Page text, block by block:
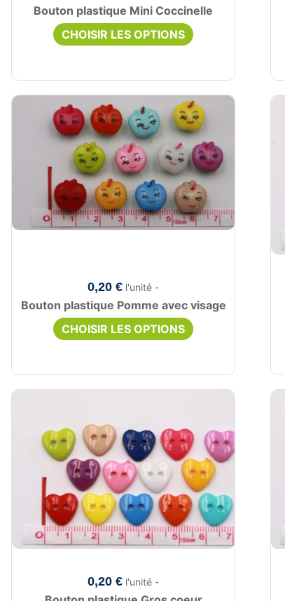
Bouton plastique Mini Coccinelle
CHOISIR LES OPTIONS
0,20 € l'unité -
Bouton plastique Pomme avec visage
CHOISIR LES OPTIONS
0,20 € l'unité -